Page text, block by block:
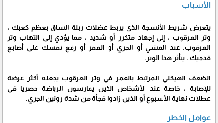
الأسباب
يتعرض شريط الأنسجة الذي يربط عضلات ربلة الساق بعظم كعبك ،
وتر العرقوب ، إلى إجهاد متكرر أو شديد ، مما يؤدي إلى التهاب وتر
العرقوب. عند المشي أو الجري أو القفز أو رفع نفسك على أصابع
قدميك ، يتأثر هذا الوتر.
الضعف الهيكلي المرتبط بالعمر في وتر العرقوب يجعله أكثر عرضة
للإصابة ، خاصة عند الأشخاص الذين يمارسون الرياضة حصريا في
عطلات نهاية الأسبوع أو الذين زادوا فجأة من شدة روتين الجري.
عوامل الخطر